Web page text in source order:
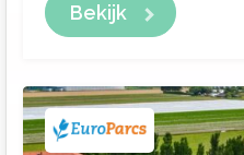
Bekijk